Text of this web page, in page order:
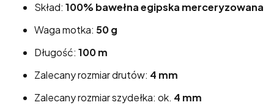
Skład: 100% bawełna egipska merceryzowana
Waga motka: 50 g
Długość: 100 m
Zalecany rozmiar drutów: 4 mm
Zalecany rozmiar szydełka: ok. 4 mm